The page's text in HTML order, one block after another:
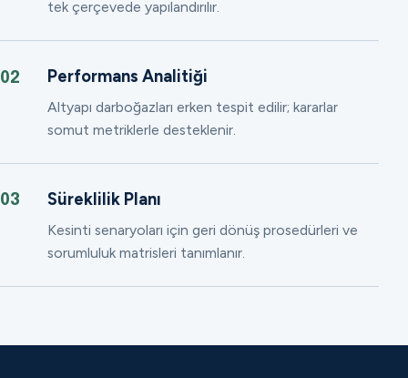
tek çerçevede yapılandırılır.
02 Performans Analitiği
Altyapı darboğazları erken tespit edilir; kararlar
somut metriklerle desteklenir.
03 Süreklilik Planı
Kesinti senaryoları için geri dönüş prosedürleri ve
sorumluluk matrisleri tanımlanır.